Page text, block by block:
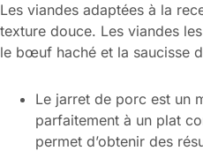
Les viandes adaptées à la
texture douce. Les viandes
le bœuf haché et la saucisse
Le jarret de porc est un
parfaitement à un plat
permet d’obtenir des